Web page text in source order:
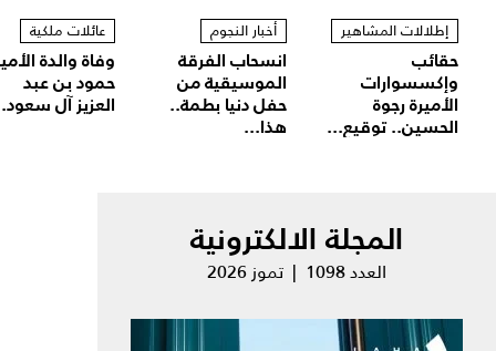
إطلالات المشاهير
حقائب
وإكسسوارات
الأميرة رجوة
الحسين.. توقيع...
أخبار النجوم
انسحاب الفرقة
الموسيقية من
حفل دنيا بطمة..
هذا...
عائلات ملكية
وفاة والدة
حمود بن عبد
العزيز آل
المجلة الالكترونية
العدد 1098 | تموز 2026